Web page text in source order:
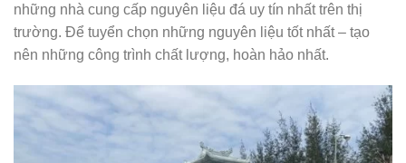
những nhà cung cấp nguyên liệu đá uy tín nhất trên thị
trường. Để tuyển chọn những nguyên liệu tốt nhất – tạo
nên những công trình chất lượng, hoàn hảo nhất.